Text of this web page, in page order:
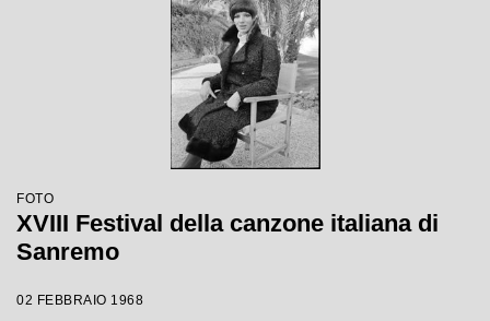
FOTO
XVIII Festival della canzone italiana di
Sanremo
02 FEBBRAIO 1968